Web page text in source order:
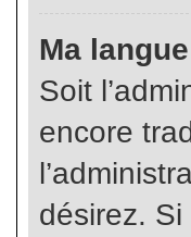
Ma
Soit
encore
désirez.